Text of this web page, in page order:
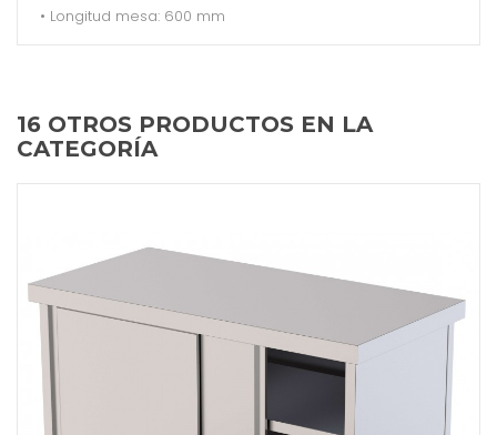
• Longitud mesa: 600 mm
16 OTROS PRODUCTOS EN LA
CATEGORÍA